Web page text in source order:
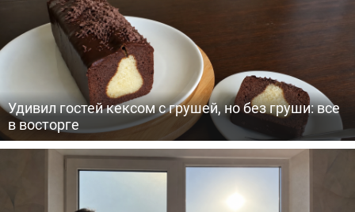
Удивил гостей кексом с грушей, но без груши: все
в восторге